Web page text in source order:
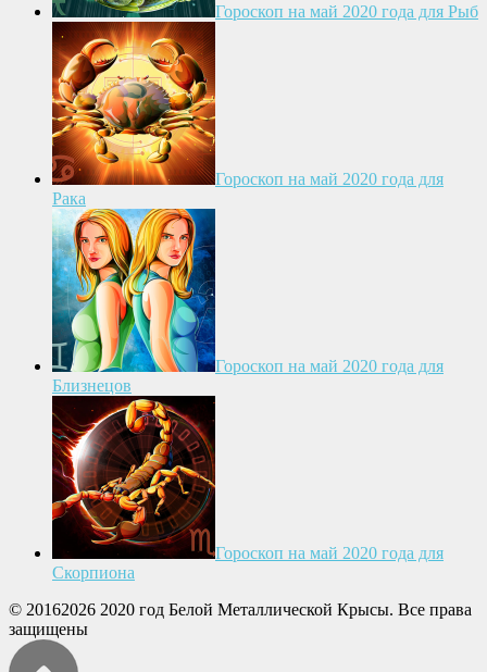
Гороскоп на май 2020 года для Рыб
Гороскоп на май 2020 года для
Рака
Гороскоп на май 2020 года для
Близнецов
Гороскоп на май 2020 года для
Скорпиона
© 20162026 2020 год Белой Металлической Крысы. Все права
защищены